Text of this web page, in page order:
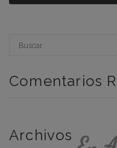
Comentarios
Archivos